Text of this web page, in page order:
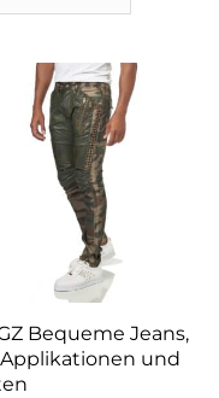
Bequeme Jeans,
und